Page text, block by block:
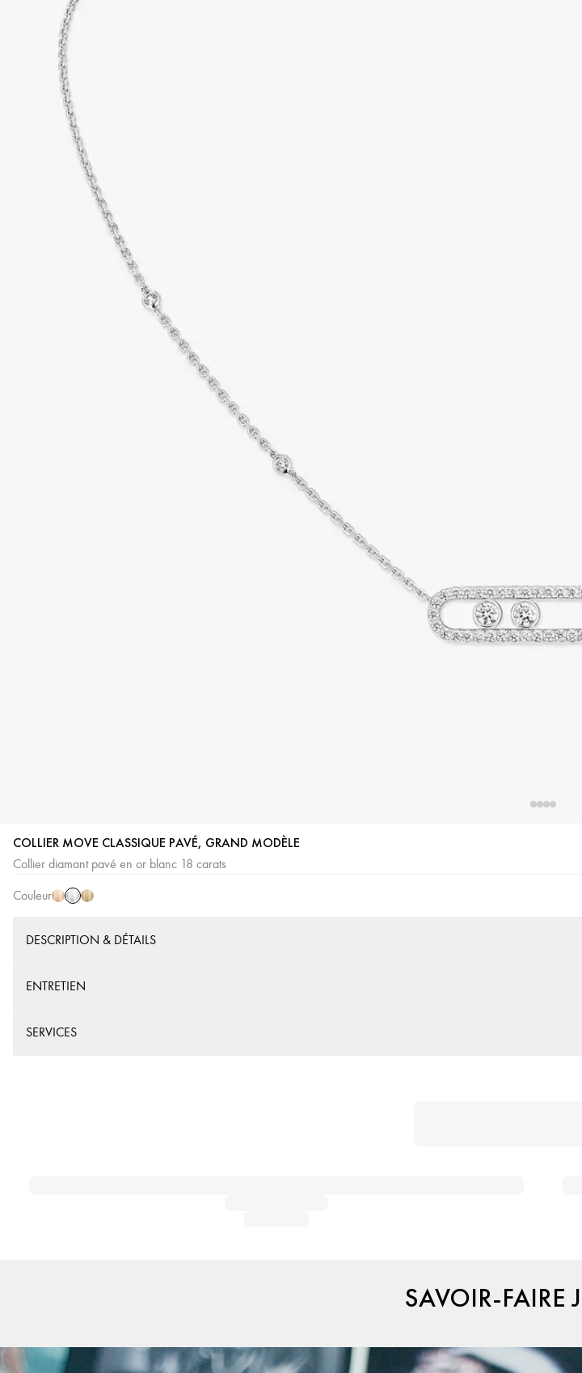
COLLIER MOVE CLASSIQUE PAVÉ, GRAND MODÈLE
Collier diamant pavé en or blanc 18 carats
Couleur
Or
Or
Blanc
Or
DESCRIPTION & DÉTAILS
ENTRETIEN
SERVICES
SAVOIR-FAIRE